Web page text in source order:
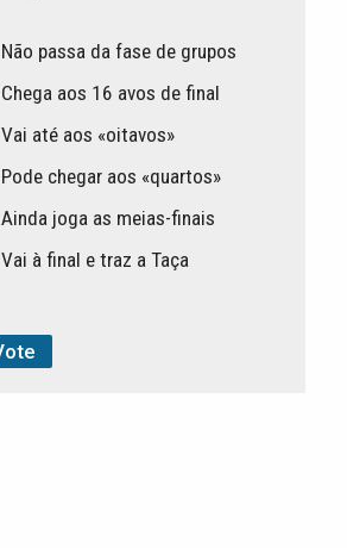
Não passa da fase de grupos
Chega aos 16 avos de final
Vai até aos «oitavos»
Pode chegar aos «quartos»
Ainda joga as meias-finais
Vai à final e traz a Taça